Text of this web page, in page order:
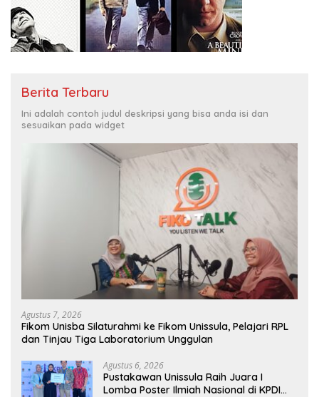
Berita Terbaru
Ini adalah contoh judul deskripsi yang bisa anda isi dan
sesuaikan pada widget
Agustus 7, 2026
Fikom Unisba Silaturahmi ke Fikom Unissula, Pelajari RPL
dan Tinjau Tiga Laboratorium Unggulan
Agustus 6, 2026
Pustakawan Unissula Raih Juara I
Lomba Poster Ilmiah Nasional di KPDI